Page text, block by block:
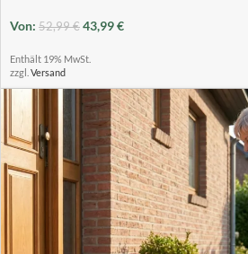
Von: 52,99€ 43,99€
Enthält 19% MwSt.
zzgl. Versand